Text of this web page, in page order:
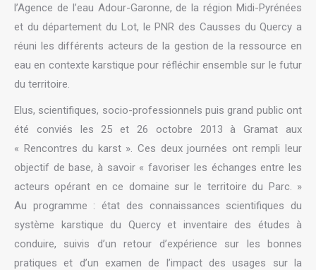
l’Agence de l’eau Adour-Garonne, de la région Midi-Pyrénées
et du département du Lot, le PNR des Causses du Quercy a
réuni les différents acteurs de la gestion de la ressource en
eau en contexte karstique pour réfléchir ensemble sur le futur
du territoire.
Elus, scientifiques, socio-professionnels puis grand public ont
été conviés les 25 et 26 octobre 2013 à Gramat aux
« Rencontres du karst ». Ces deux journées ont rempli leur
objectif de base, à savoir « favoriser les échanges entre les
acteurs opérant en ce domaine sur le territoire du Parc. »
Au programme : état des connaissances scientifiques du
système karstique du Quercy et inventaire des études à
conduire, suivis d’un retour d’expérience sur les bonnes
pratiques et d’un examen de l’impact des usages sur la